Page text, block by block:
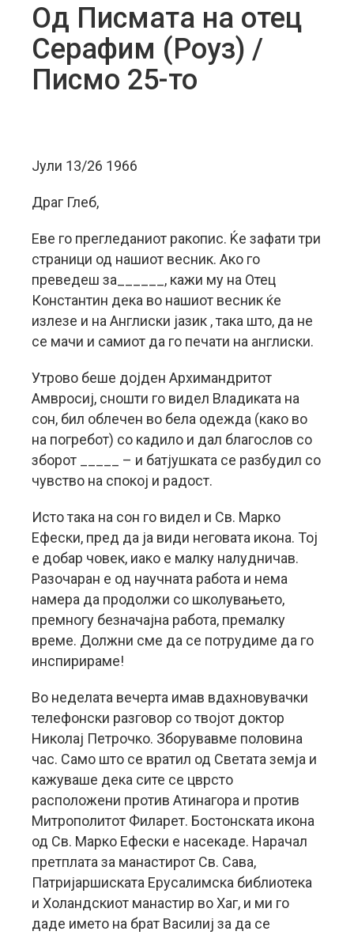
Од Писмата на отец
Серафим (Роуз) /
Писмо 25-то
Јули 13/26 1966
Драг Глеб,
Еве го прегледаниот ракопис. Ќе зафати три
страници од нашиот весник. Ако го
преведеш за______, кажи му на Отец
Константин дека во нашиот весник ќе
излезе и на Англиски јазик , така што, да не
се мачи и самиот да го печати на англиски.
Утрово беше дојден Архимандритот
Амвросиј, сношти го видел Владиката на
сон, бил облечен во бела одежда (како во
на погребот) со кадило и дал благослов со
зборот _____ – и батјушката се разбудил со
чувство на спокој и радост.
Исто така на сон го видел и Св. Марко
Ефески, пред да ја види неговата икона. Тој
е добар човек, иако е малку налудничав.
Разочаран е од научната работа и нема
намера да продолжи со школувањето,
премногу безначајна работа, премалку
време. Должни сме да се потрудиме да го
инспирираме!
Во неделата вечерта имав вдахновувачки
телефонски разговор со твојот доктор
Николај Петрочко. Зборувавме половина
час. Само што се вратил од Светата земја и
кажуваше дека сите се цврсто
расположени против Атинагора и против
Митрополитот Филарет. Бостонската икона
од Св. Марко Ефески е насекаде. Нарачал
претплата за манастирот Св. Сава,
Патријаршиската Ерусалимска библиотека
и Холандскиот манастир во Хаг, и ми го
даде името на брат Василиј за да се